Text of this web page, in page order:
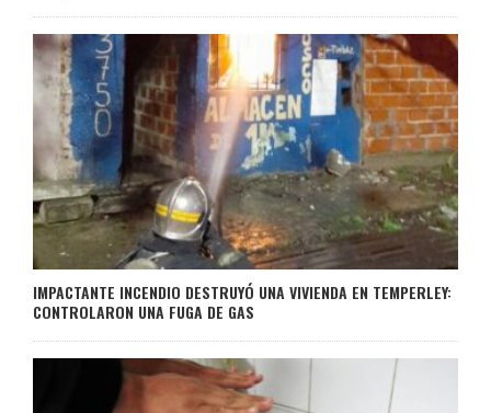
IMPACTANTE INCENDIO DESTRUYÓ UNA VIVIENDA EN TEMPERLEY:
CONTROLARON UNA FUGA DE GAS